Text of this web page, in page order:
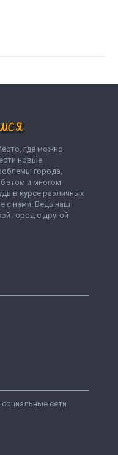
где можно
новые
города,
этом и многом
в курсе различных
с нами. Ведь наш
город с другой
сети